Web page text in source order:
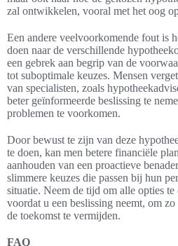
zal ontwikkelen, vooral met het oog
Een andere veelvoorkomende fout is
doen naar de verschillende
een gebrek aan begrip van de
tot suboptimale keuzes. Mensen
van specialisten, zoals
beter geïnformeerde beslissing te
problemen te voorkomen.
Door bewust te zijn van deze
te doen, kan men betere financiële
aanhouden van een proactieve
slimmere keuzes die passen bij hun
situatie. Neem de tijd om alle opties
voordat u een beslissing neemt, om
de toekomst te vermijden.
FAQ